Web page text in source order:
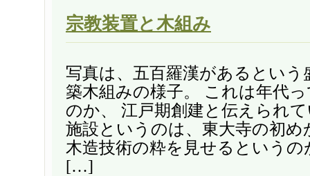
宗教装置と木組み
写真は、五百羅漢があるという
築木組みの様子。 これは年代
のか、 江戸期創建と伝えられ
施設というのは、東大寺の初め
木造技術の粋を見せるという
[…]